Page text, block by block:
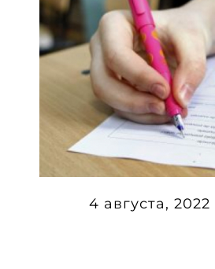
4 августа, 2022